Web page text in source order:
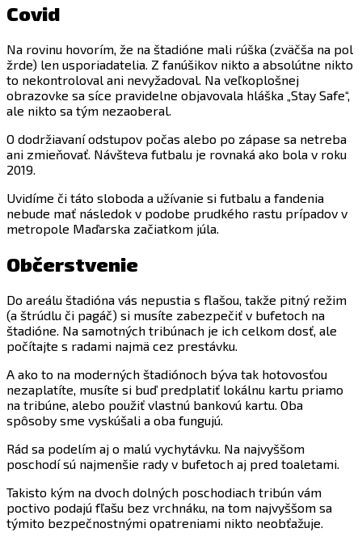
Covid
Na rovinu hovorím, že na štadióne mali rúška (zväčša na pol
žrde) len usporiadatelia. Z fanúšikov nikto a absolútne nikto
to nekontroloval ani nevyžadoval. Na veľkoplošnej
obrazovke sa síce pravidelne objavovala hláška „Stay Safe“,
ale nikto sa tým nezaoberal.
O dodržiavaní odstupov počas alebo po zápase sa netreba
ani zmieňovať. Návšteva futbalu je rovnaká ako bola v roku
2019.
Uvidíme či táto sloboda a užívanie si futbalu a fandenia
nebude mať následok v podobe prudkého rastu prípadov v
metropole Maďarska začiatkom júla.
Občerstvenie
Do areálu štadióna vás nepustia s flašou, takže pitný režim
(a štrúdlu či pagáč) si musíte zabezpečiť v bufetoch na
štadióne. Na samotných tribúnach je ich celkom dosť, ale
počítajte s radami najmä cez prestávku.
A ako to na moderných štadiónoch býva tak hotovosťou
nezaplatíte, musíte si buď predplatiť lokálnu kartu priamo
na tribúne, alebo použiť vlastnú bankovú kartu. Oba
spôsoby sme vyskúšali a oba fungujú.
Rád sa podelím aj o malú vychytávku. Na najvyššom
poschodí sú najmenšie rady v bufetoch aj pred toaletami.
Takisto kým na dvoch dolných poschodiach tribún vám
poctivo podajú fľašu bez vrchnáku, na tom najvyššom sa
týmito bezpečnostnými opatreniami nikto neobťažuje.